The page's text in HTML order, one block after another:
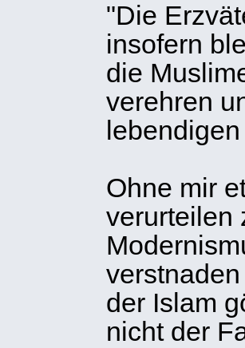
"Die
insofern
die
verehren
Ohne mir
verurteilen
der Islam
nicht der